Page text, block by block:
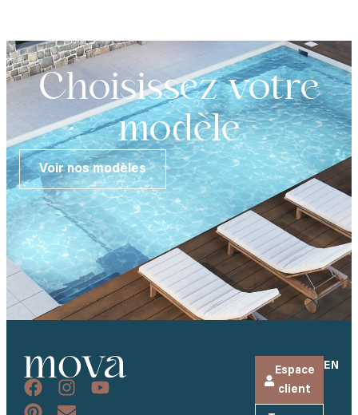
Choisissez votre
modèle
Voir nos modèles
Espace
client
EN